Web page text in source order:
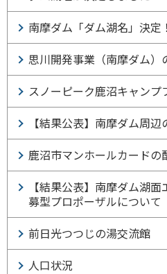
南摩ダム「ダム湖名」決定
思川開発事業（南摩ダム）
スノーピーク鹿沼キャンプ
【結果公表】南摩ダム周
鹿沼市マンホールカードの
【結果公表】南摩ダム湖
募型プロポーザルについて
前日光つつじの湯交流館
人口状況